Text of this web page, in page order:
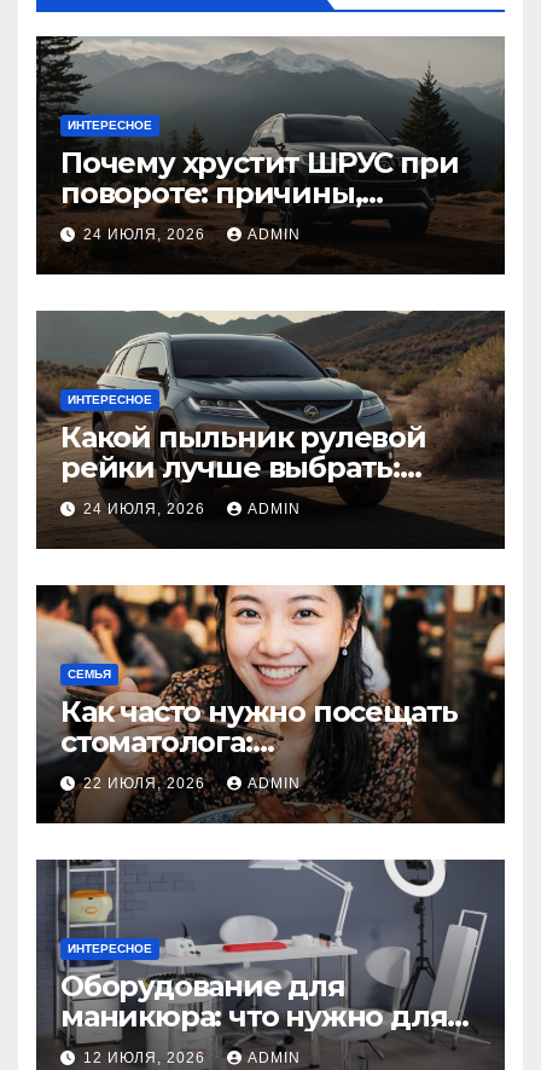
ИНТЕРЕСНОЕ
Почему хрустит ШРУС при
повороте: причины,
диагностика
24 ИЮЛЯ, 2026 ADMIN
ИНТЕРЕСНОЕ
Какой пыльник рулевой
рейки лучше выбрать:
оригинальный или аналог,
резина или полиуретан
24 ИЮЛЯ, 2026 ADMIN
СЕМЬЯ
Как часто нужно посещать
стоматолога:
рекомендации для
здоровья зубов
22 ИЮЛЯ, 2026 ADMIN
ИНТЕРЕСНОЕ
Оборудование для
маникюра: что нужно для
идеального маникюра
12 ИЮЛЯ, 2026 ADMIN